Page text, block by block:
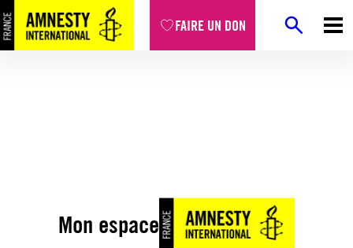
FAIRE UN DON
Mon espace